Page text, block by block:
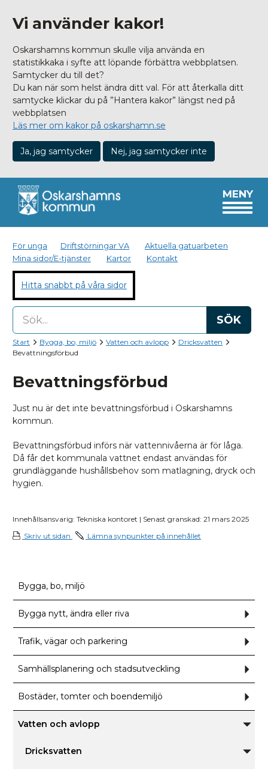
Vi använder kakor!
Oskarshamns kommun skulle vilja använda en
statistikkaka i syfte att löpande förbättra webbplatsen.
Samtycker du till det?
Du kan när som helst ändra ditt val. För att återkalla ditt
samtycke klickar du på ”Hantera kakor” längst ned på
webbplatsen
Läs mer om kakor på oskarshamn.se
Ja, jag samtycker Nej, jag samtycker inte
MENY
För unga Driftstörningar VA
Aktuella gatuarbeten
Mina sidor/E-tjänster
Kartor Kontakt
Hitta snabbt på våra sidor
SÖK
Start Bygga, bo, miljö Vatten och avlopp
Dricksvatten
Bevattningsförbud
Bevattningsförbud
Just nu är det inte bevattningsförbud i Oskarshamns
kommun.
Bevattningsförbud införs när vattennivåerna är för låga.
Då får det kommunala vattnet endast användas för
grundläggande hushållsbehov som matlagning, dryck och
hygien.
Innehållsansvarig: Tekniska kontoret | Senast granskad: 21 mars 2025
Skriv ut sidan
Lämna synpunkter på innehållet
Bygga, bo, miljö
Bygga nytt, ändra eller riva
eller
Trafik, vägar och parkering
Samhällsplanering och stadsutveckling
Bostäder, tomter och boendemiljö
Vatten och avlopp
Vatten
Dricksvatten